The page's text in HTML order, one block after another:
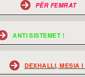
PËR FEMRAT
ANTI SISTEMET !
DEXHALLI, MESIA